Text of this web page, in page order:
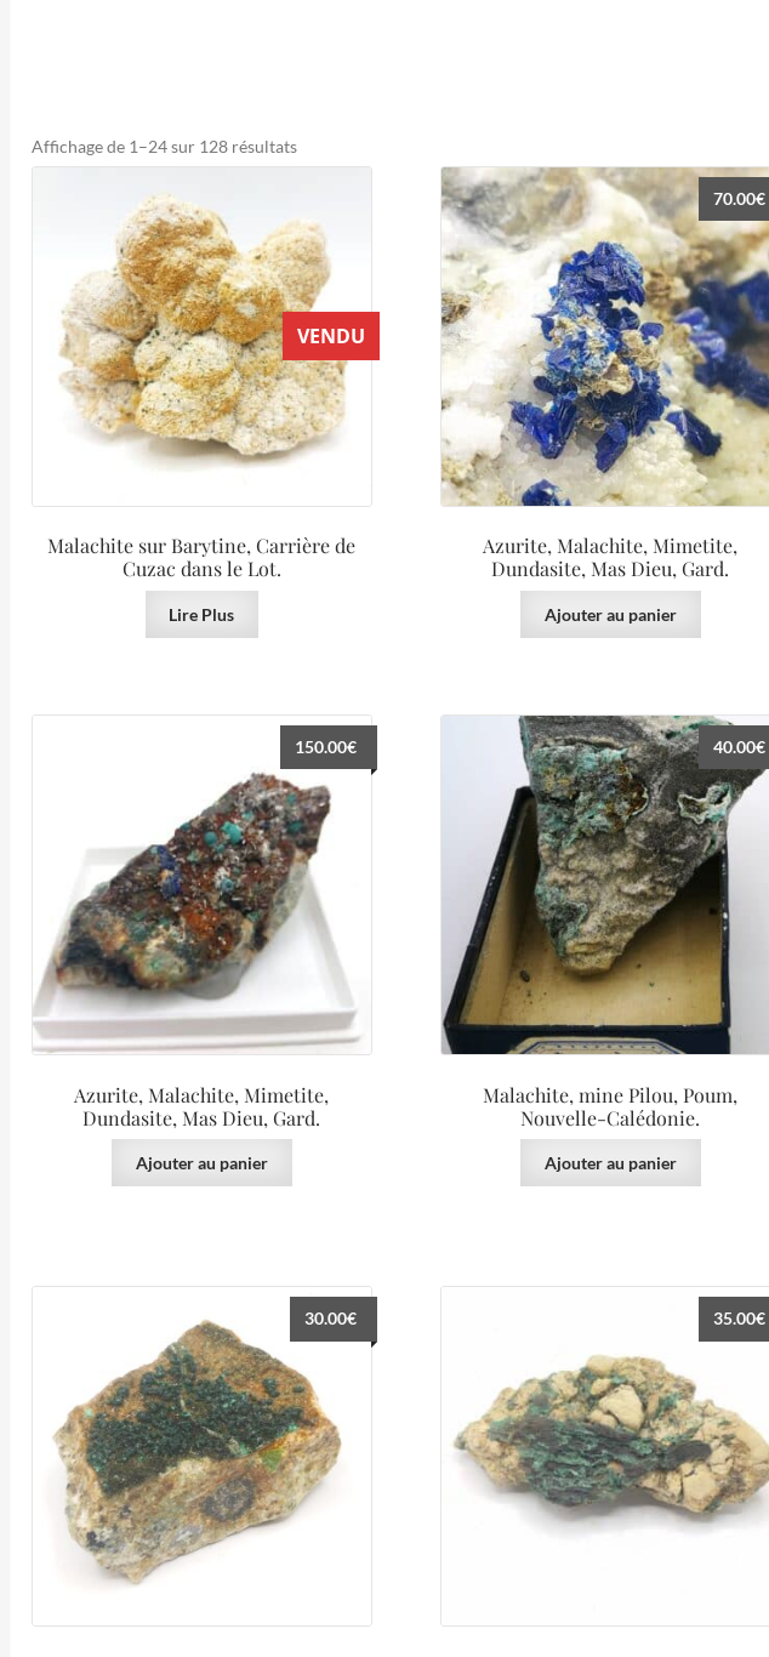
Affichage de 1–24 sur 128 résultatsTrié
du
récent
au
plus
ancien
VENDU
Malachite sur Barytine, Carrière de
Cuzac dans le Lot.
Lire Plus
Azurite, Malachite, Mimetite,
Dundasite, Mas Dieu, Gard.
70.00€
Ajouter au panier
Azurite, Malachite, Mimetite,
Dundasite, Mas Dieu, Gard.
150.00€
Ajouter au panier
Malachite, mine Pilou, Poum,
Nouvelle-Calédonie.
40.00€
Ajouter au panier
30.00€ 35.00€